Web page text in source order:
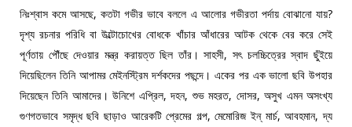
নিঃশ্বাস কমে আসছে, কতটা গভীর ভাবে বললে এ আলোর গভীরতা পর্দায় বোঝানো যায়?
দৃশ্য রচনার পরিধি বা উল্টোচোখের বোধকে খাঁচার আঁধারের আটক থেকে বের করে সেই
পূর্ণতায় পৌঁছে দেওয়ার মন্ত্র করায়ত্ত ছিল তাঁর। সাহসী, সৎ চলচ্চিত্রের স্বাদ ছুঁইয়ে
দিয়েছিলেন তিনি আপামর মেইনস্ট্রিম দর্শকদের পছন্দে। একের পর এক ভালো ছবি উপহার
দিয়েছেন তিনি আমাদের। উনিশে এপ্রিল, দহন, শুভ মহরত, দোসর, অসুখ এমন অসংখ্য
গুণগতভাবে সমৃদ্ধ ছবি ছাড়াও আরেকটি প্রেমের গল্প, মেমোরিজ ইন্‌ মার্চ, আবহমান, দ্য